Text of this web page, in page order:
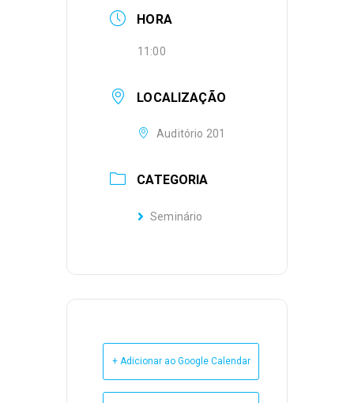
HORA
11:00
LOCALIZAÇÃO
Auditório 201
CATEGORIA
Seminário
+ Adicionar ao Google Calendar